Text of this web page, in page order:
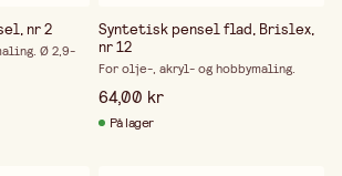
nr 2
Ø 2,9-
Syntetisk pensel flad, Brislex,
nr 12
For olje-, akryl- og hobbymaling.
64,00 kr
På lager